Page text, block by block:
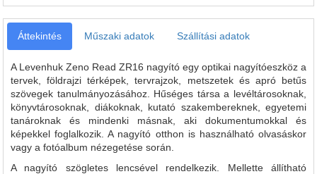
Áttekintés Műszaki adatok Szállítási adatok
A Levenhuk Zeno Read ZR16 nagyító egy optikai nagyítóeszköz a
tervek, földrajzi térképek, tervrajzok, metszetek és apró betűs
szövegek tanulmányozásához. Hűséges társa a levéltárosoknak,
könyvtárosoknak, diákoknak, kutató szakembereknek, egyetemi
tanároknak és mindenki másnak, aki dokumentumokkal és
képekkel foglalkozik. A nagyító otthon is használható olvasáskor
vagy a fotóalbum nézegetése során.
A nagyító szögletes lencsével rendelkezik. Mellette állítható